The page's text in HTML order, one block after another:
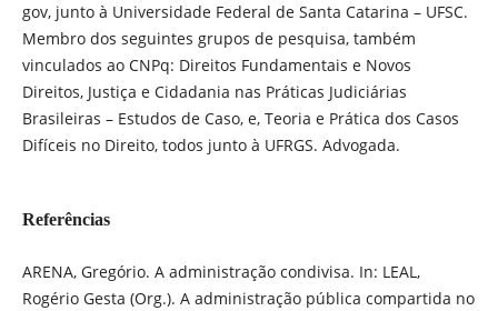
gov, junto à Universidade Federal de Santa Catarina – UFSC.
Membro dos seguintes grupos de pesquisa, também
vinculados ao CNPq: Direitos Fundamentais e Novos
Direitos, Justiça e Cidadania nas Práticas Judiciárias
Brasileiras – Estudos de Caso, e, Teoria e Prática dos Casos
Difíceis no Direito, todos junto à UFRGS. Advogada.
Referências
ARENA, Gregório. A administração condivisa. In: LEAL,
Rogério Gesta (Org.). A administração pública compartida no